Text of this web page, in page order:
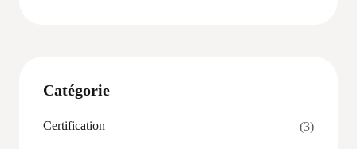
Catégorie
Certification (3)